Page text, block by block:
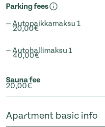
Parking fees
— Autopaikkamaksu 1
20,00€
— Autohallimaksu 1
40,00€
Sauna fee
20,00€
Apartment basic info